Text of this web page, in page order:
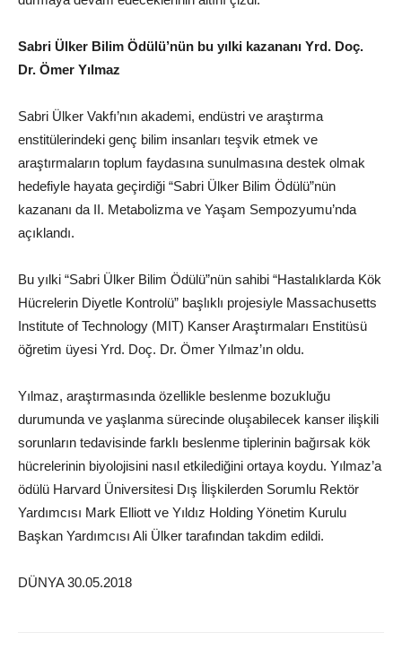
Sabri Ülker Bilim Ödülü’nün bu yılki kazananı Yrd. Doç.
Dr. Ömer Yılmaz
Sabri Ülker Vakfı’nın akademi, endüstri ve araştırma
enstitülerindeki genç bilim insanları teşvik etmek ve
araştırmaların toplum faydasına sunulmasına destek olmak
hedefiyle hayata geçirdiği “Sabri Ülker Bilim Ödülü”nün
kazananı da II. Metabolizma ve Yaşam Sempozyumu’nda
açıklandı.
Bu yılki “Sabri Ülker Bilim Ödülü”nün sahibi “Hastalıklarda Kök
Hücrelerin Diyetle Kontrolü” başlıklı projesiyle Massachusetts
Institute of Technology (MIT) Kanser Araştırmaları Enstitüsü
öğretim üyesi Yrd. Doç. Dr. Ömer Yılmaz’ın oldu.
Yılmaz, araştırmasında özellikle beslenme bozukluğu
durumunda ve yaşlanma sürecinde oluşabilecek kanser ilişkili
sorunların tedavisinde farklı beslenme tiplerinin bağırsak kök
hücrelerinin biyolojisini nasıl etkilediğini ortaya koydu. Yılmaz’a
ödülü Harvard Üniversitesi Dış İlişkilerden Sorumlu Rektör
Yardımcısı Mark Elliott ve Yıldız Holding Yönetim Kurulu
Başkan Yardımcısı Ali Ülker tarafından takdim edildi.
DÜNYA 30.05.2018